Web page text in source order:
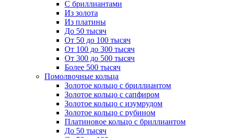
С бриллиантами
Из золота
Из платины
До 50 тысяч
От 50 до 100 тысяч
От 100 до 300 тысяч
От 300 до 500 тысяч
Более 500 тысяч
Помолвочные кольца
Золотое кольцо с бриллиантом
Золотое кольцо с сапфиром
Золотое кольцо с изумрудом
Золотое кольцо с рубином
Платиновое кольцо с бриллиантом
До 50 тысяч